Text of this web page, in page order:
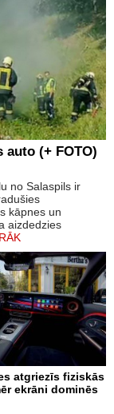
auto (+ FOTO)
no Salaspils ir
kāpnes un
aizdedzies
atgriezīs fiziskās
ekrāni dominēs